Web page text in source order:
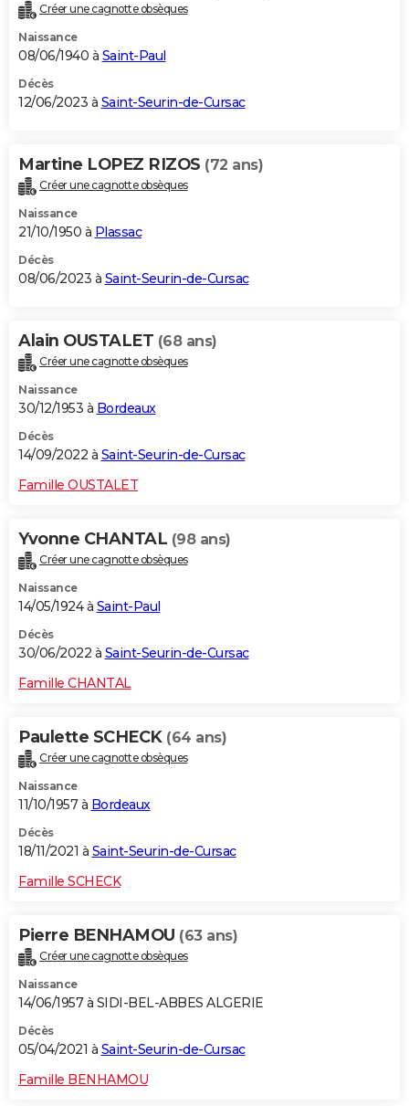
Créer une cagnotte obsèques
Naissance
08/06/1940 à Saint-Paul
Décès
12/06/2023 à Saint-Seurin-de-Cursac
Martine LOPEZ RIZOS (72 ans)
Créer une cagnotte obsèques
Naissance
21/10/1950 à Plassac
Décès
08/06/2023 à Saint-Seurin-de-Cursac
Alain OUSTALET (68 ans)
Créer une cagnotte obsèques
Naissance
30/12/1953 à Bordeaux
Décès
14/09/2022 à Saint-Seurin-de-Cursac
Famille OUSTALET
Yvonne CHANTAL (98 ans)
Créer une cagnotte obsèques
Naissance
14/05/1924 à Saint-Paul
Décès
30/06/2022 à Saint-Seurin-de-Cursac
Famille CHANTAL
Paulette SCHECK (64 ans)
Créer une cagnotte obsèques
Naissance
11/10/1957 à Bordeaux
Décès
18/11/2021 à Saint-Seurin-de-Cursac
Famille SCHECK
Pierre BENHAMOU (63 ans)
Créer une cagnotte obsèques
Naissance
14/06/1957 à SIDI-BEL-ABBES ALGERIE
Décès
05/04/2021 à Saint-Seurin-de-Cursac
Famille BENHAMOU